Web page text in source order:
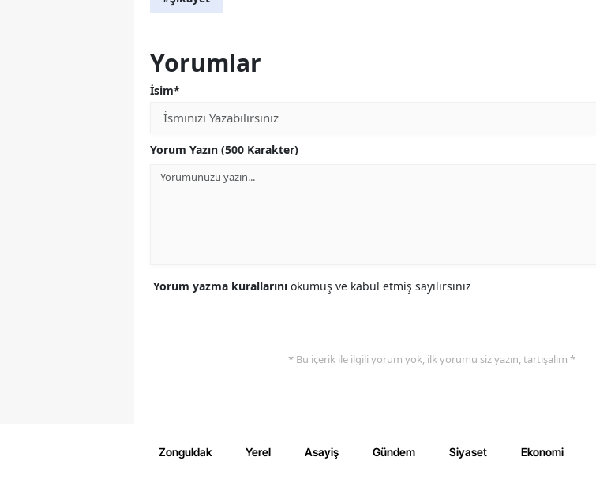
Yorumlar
İsim*
Yorum Yazın (500 Karakter)
Yorum yazma kurallarını okumuş ve kabul etmiş sayılırsınız
* Bu içerik ile ilgili yorum yok, ilk yorumu siz yazın, tartışalım *
Zonguldak Yerel Asayiş Gündem Siyaset Ekonomi